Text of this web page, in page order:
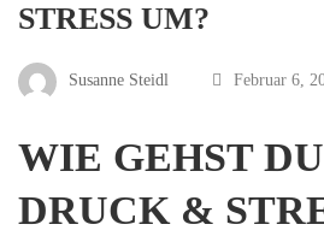
STRESS UM?
Susanne Steidl Februar 6,
WIE GEHST
DRUCK &